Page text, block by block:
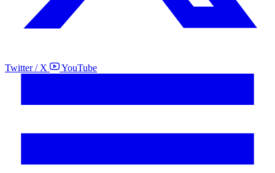
Twitter / X YouTube